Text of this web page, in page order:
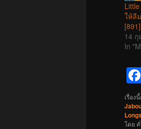
ให้ลื
[891]
14
In
เรื่อง
โดย